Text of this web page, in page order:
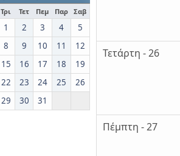
Τρι Τετ Πεμ Παρ Σαβ
1 2 3 4
5
8 9 10 11
12
15 16 17 18
19
22 23 24 25
26
29 30 31
Τετάρτη - 26
Πέμπτη - 27